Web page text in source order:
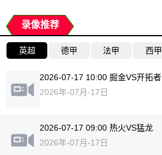
录像推荐
英超 德甲 法甲 西甲
2026-07-17 10:00 掘金VS开拓者
2026年-07月-17日
2026-07-17 09:00 热火VS猛龙
2026年-07月-17日